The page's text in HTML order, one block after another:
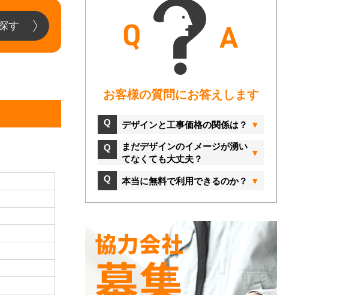
す
お客様の質問にお答えします
デザインと工事価格の関係は？
まだデザインのイメージが湧い
てなくても大丈夫？
本当に無料で利用できるのか？